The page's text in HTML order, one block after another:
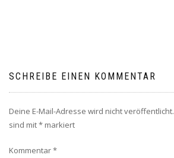
SCHREIBE EINEN KOMMENTAR
Deine E-Mail-Adresse wird nicht veröffentlicht.
sind mit* markiert
Kommentar*